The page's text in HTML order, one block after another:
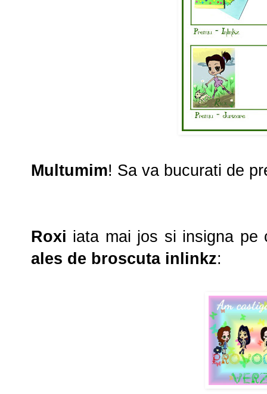
Multumim! Sa va bucurati de
Roxi iata mai jos si insigna
ales de broscuta inlinkz: